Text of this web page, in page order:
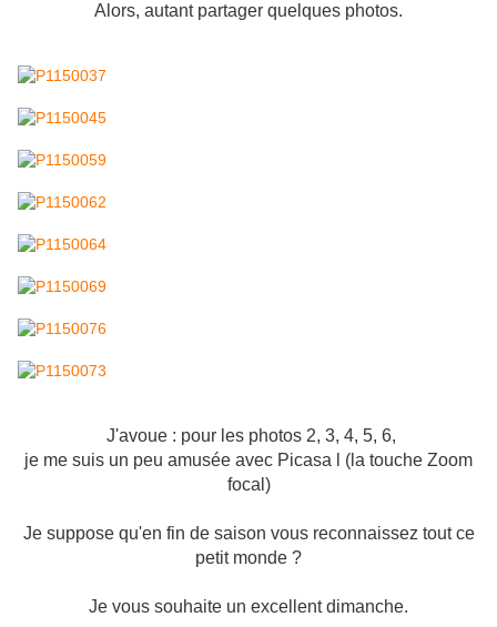
Alors, autant partager quelques photos.
J'avoue : pour les photos 2, 3, 4, 5, 6,
je me suis un peu amusée avec Picasa l (la touche Zoom
focal)
Je suppose qu'en fin de saison vous reconnaissez tout ce
petit monde ?
Je vous souhaite un excellent dimanche.